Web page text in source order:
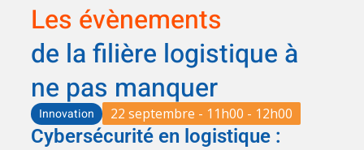
Les évènements
de la filière logistique à
ne pas manquer
Innovation 22 septembre - 11h00 - 12h00
Cybersécurité en logistique :